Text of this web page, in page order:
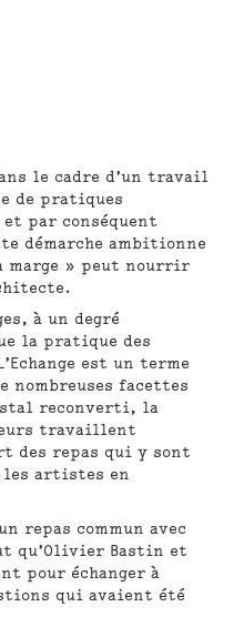
le cadre d’un travail
de pratiques
par conséquent
démarche ambitionne
marge » peut nourrir
à un degré
la pratique des
est un terme
nombreuses facettes
reconverti, la
travaillent
des repas qui y sont
les artistes en
repas commun avec
qu’Olivier Bastin et
pour échanger à
qui avaient été